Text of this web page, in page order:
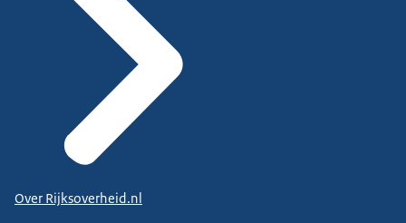
Over Rijksoverheid.nl